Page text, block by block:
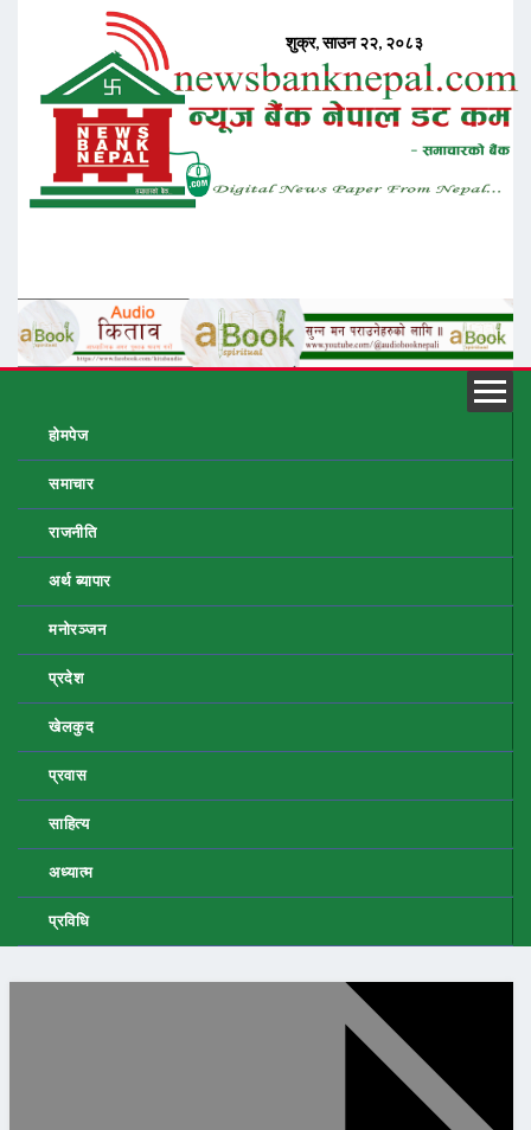
होमपेज
समाचार
राजनीति
अर्थ ब्यापार
मनोरञ्जन
प्रदेश
खेलकुद
प्रवास
साहित्य
अध्यात्म
प्रविधि